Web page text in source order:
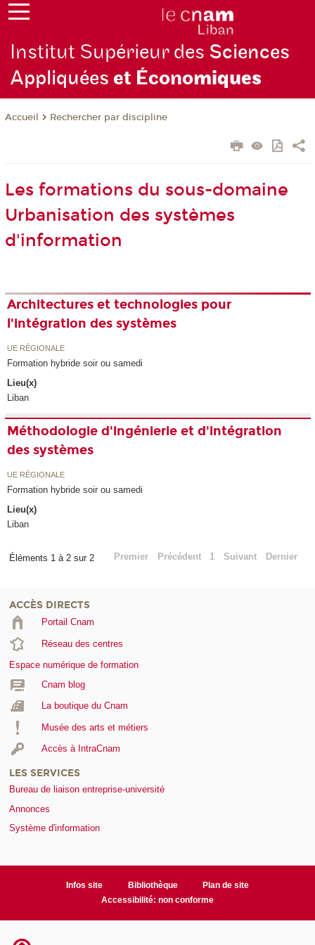
Institut Supérieur des Sciences
Appliquéeset Économiques
Accueil Rechercher par discipline
Les formations du sous-domaine
Urbanisation des systèmes
d'information
Architectures et technologies pour
l'intégration des systèmes
UE RÉGIONALE
Formation hybride soir ou samedi
Lieu(x)
Liban
Méthodologie d'ingénierie et d'intégration
des systèmes
UE RÉGIONALE
Formation hybride soir ou samedi
Lieu(x)
Liban
Éléments 1 à 2 sur 2 Premier Précédent 1 Suivant Dernier
ACCÈS DIRECTS
Portail Cnam
Réseau des centres
Espace numérique de formation
Cnam blog
La boutique du Cnam
Musée des arts et métiers
Accès à IntraCnam
LES SERVICES
Bureau de liaison entreprise-université
Annonces
Système d'information
Infos site Bibliothèque
Plan de site
Accessibilité: non conforme